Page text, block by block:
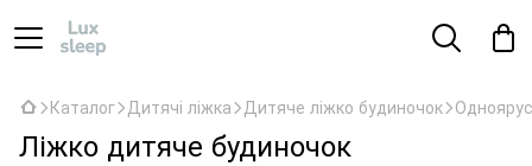
Каталог Дитячі ліжка Дитяче ліжко будиночок
Ліжко дитяче будиночок